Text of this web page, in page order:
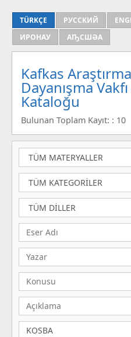
TÜRKÇE РУССКИЙ
ИРОНАУ
АҦСШӘА
Kafkas
Dayanışma
Kataloğu
Bulunan Toplam Kayıt: : 10